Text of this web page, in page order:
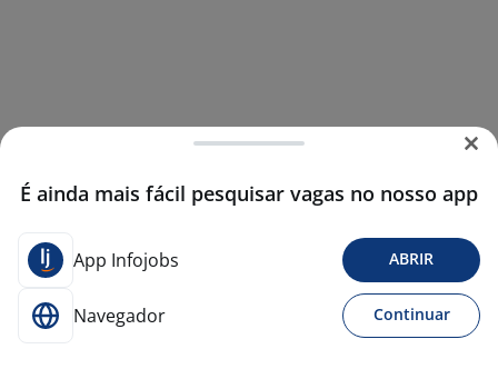
É ainda mais fácil pesquisar vagas no nosso app
App Infojobs ABRIR
Navegador Continuar